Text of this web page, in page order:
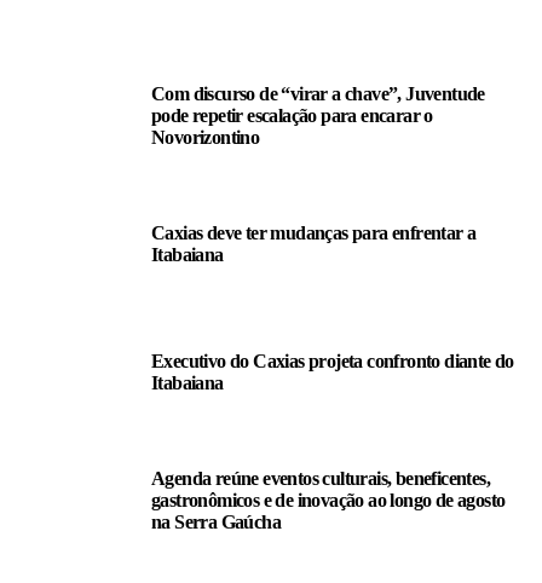
Com discurso de “virar a chave”, Juventude
pode repetir escalação para encarar o
Novorizontino
Caxias deve ter mudanças para enfrentar a
Itabaiana
Executivo do Caxias projeta confronto diante do
Itabaiana
Agenda reúne eventos culturais, beneficentes,
gastronômicos e de inovação ao longo de agosto
na Serra Gaúcha